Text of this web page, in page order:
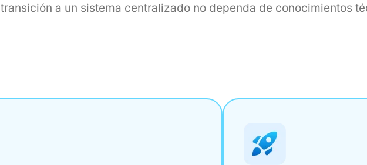
transición a un sistema centralizado no dependa de conocimientos